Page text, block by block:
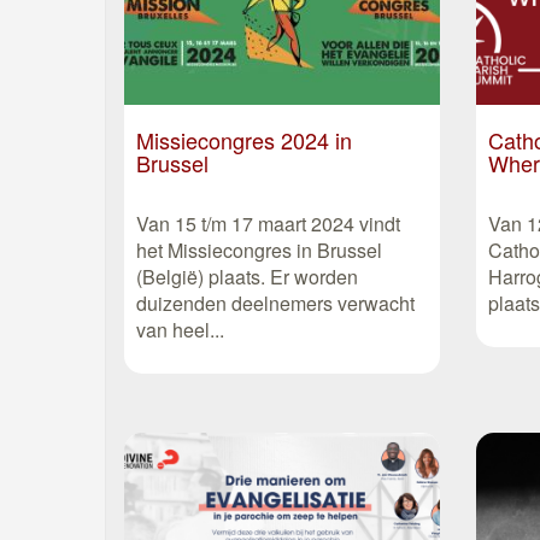
Missiecongres 2024 in
Brussel
Van 15 t/m 17 maart 2024 vindt
het Missiecongres in Brussel
(België) plaats. Er worden
duizenden deelnemers verwacht
van heel...
Van